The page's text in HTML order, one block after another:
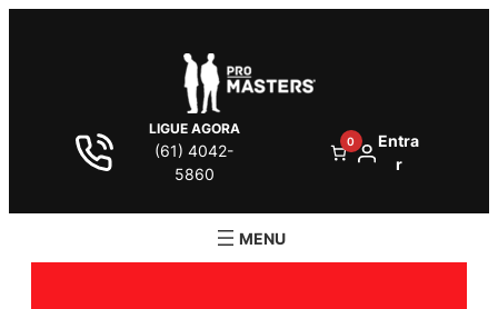
LIGUE AGORA
(61) 4042-
5860
0
Entra
r